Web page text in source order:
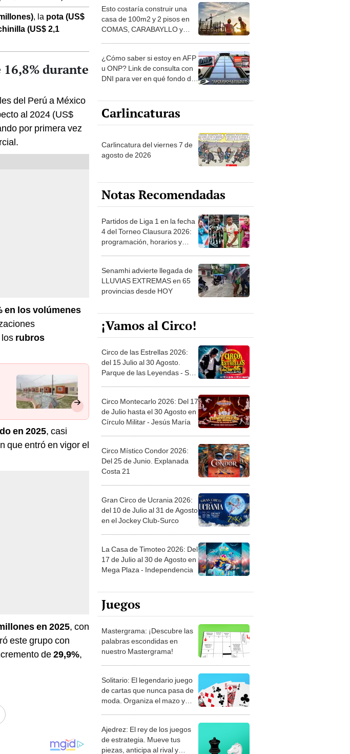
, la pota (US$
(US$ 2,1
durante
del Perú a México
al 2024 (US$
por primera vez
en los volúmenes
los rubros
en 2025, casi
que entró en vigor el
en 2025, con
este grupo con
de29,9%,
escenarios
Esto costaría construir una
casa de 100m2 y 2 pisos en
COMAS, CARABAYLLO y
¿Cómo saber si estoy en AFP
u ONP? Link de consulta con
DNI para ver en qué fondo de
Carlincaturas
Carlincatura del viernes 7 de
agosto de 2026
Notas Recomendadas
Partidos de Liga 1 en la fecha
4 del Torneo Clausura 2026:
programación, horarios y
Senamhi advierte llegada de
LLUVIAS EXTREMAS en 65
provincias desde HOY
¡Vamos al Circo!
Circo de las Estrellas 2026:
del 15 Julio al 30 Agosto.
Parque de las Leyendas - San
Circo Montecarlo 2026: Del 17
de Julio hasta el 30 Agosto en
Círculo Militar - Jesús María
Circo Místico Condor 2026:
Del 25 de Junio. Explanada
Costa 21
Gran Circo de Ucrania 2026:
del 10 de Julio al 31 de Agosto
en el Jockey Club-Surco
La Casa de Timoteo 2026: Del
17 de Julio al 30 de Agosto en
Mega Plaza - Independencia
Juegos
Mastergrama: ¡Descubre las
palabras escondidas en
nuestro Mastergrama!
Solitario: El legendario juego
de cartas que nunca pasa de
moda. Organiza el mazo y
Ajedrez: El rey de los juegos
de estrategia. Mueve tus
piezas, anticipa al rival y